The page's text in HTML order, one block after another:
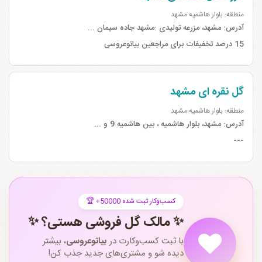
منطقه: بلوار هاشمیه مشهد
آدرس:مشهد، مزرعه تولیدی :مشهد جاده سیمان ...
15 درصد تخفیفات برای مراجعین بیاتوعروسی
گل نقره ای مشهد
منطقه: بلوار هاشمیه مشهد
آدرس:مشهد، بلوار هاشمیه ، بین هاشمیه 9 و ...
---
🏆 +50000 کسب‌وکار ثبت شده
✨ مالک گل فروشی هستی؟ ✨
با ثبت کسب‌وکارت دربیاتوعروسی، بیشتر
دیده شو و مشتری‌های جدید جذب کن!